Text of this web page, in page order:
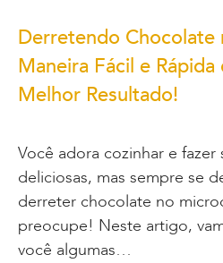
Derretendo
Maneira Fácil e
Melhor Resultado!
Você adora cozinhar e fazer
deliciosas, mas sempre se
derreter chocolate no
preocupe! Neste artigo,
você algumas…